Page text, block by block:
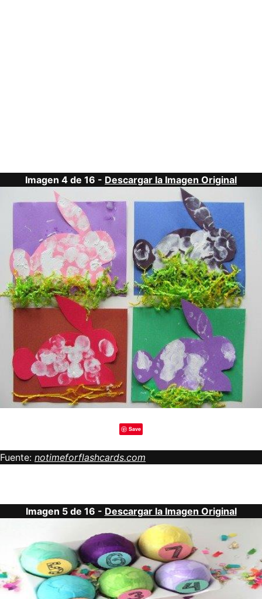
Imagen 4 de 16 - Descargar la Imagen Original
Save
Fuente: notimeforflashcards.com
Imagen 5 de 16 - Descargar la Imagen Original